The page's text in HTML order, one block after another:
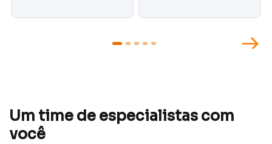
Um time de especialistas com
você